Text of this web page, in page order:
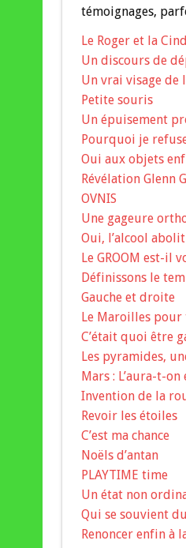
témoignages,
Le Roger et la
Un discours de
Un vrai visage de
Petite souris
Un épuisement
Pourquoi je
Oui aux objets
Révélation Glenn
OVNIS
Une gageure
Oui, l’alcool
Le GROOM est-il
Définissons le
Gauche et droite
Le Maroilles pour
C’était quoi être
Les pyramides,
Mars : L’aura-t-
Invention de la
Revoir les étoiles
C’est ma chance
Noëls d’antan
PLAYTIME time
Un état non
Qui se souvient
Renoncer enfin à